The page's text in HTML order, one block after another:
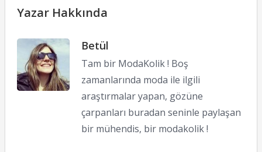
Yazar Hakkında
Betül
Tam bir ModaKolik ! Boş
zamanlarında moda ile ilgili
araştırmalar yapan, gözüne
çarpanları buradan seninle paylaşan
bir mühendis, bir modakolik !